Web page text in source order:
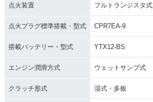
点火装置 フルトランジスタ式
点火プラグ標準搭載・型式 CPR7EA-9
搭載バッテリー・型式 YTX12-BS
エンジン潤滑方式 ウェットサンプ式
クラッチ形式 湿式・多板